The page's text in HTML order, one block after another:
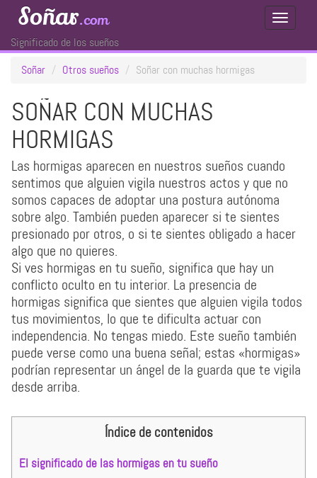
Toggle
Soñar.com
Significado de los sueños
Soñar
Otros sueños Soñar con muchas hormigas
SOÑAR CON MUCHAS
HORMIGAS
Las hormigas aparecen en nuestros sueños cuando
sentimos que alguien vigila nuestros actos y que no
somos capaces de adoptar una postura autónoma
sobre algo. También pueden aparecer si te sientes
presionado por otros, o si te sientes obligado a hacer
algo que no quieres.
Si ves hormigas en tu sueño, significa que hay un
conflicto oculto en tu interior. La presencia de
hormigas significa que sientes que alguien vigila todos
tus movimientos, lo que te dificulta actuar con
independencia. No tengas miedo. Este sueño también
puede verse como una buena señal; estas «hormigas»
podrían representar un ángel de la guarda que te vigila
desde arriba.
Índice de contenidos
El significado de las hormigas en tu sueño